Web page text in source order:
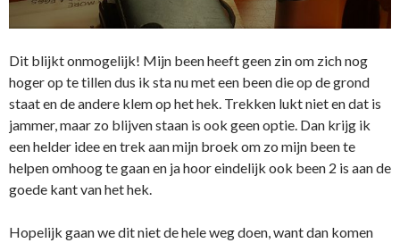
Dit blijkt onmogelijk! Mijn been heeft geen zin om zich nog
hoger op te tillen dus ik sta nu met een been die op de grond
staat en de andere klem op het hek. Trekken lukt niet en dat is
jammer, maar zo blijven staan is ook geen optie. Dan krijg ik
een helder idee en trek aan mijn broek om zo mijn been te
helpen omhoog te gaan en ja hoor eindelijk ook been 2 is aan de
goede kant van het hek.
Hopelijk gaan we dit niet de hele weg doen, want dan komen